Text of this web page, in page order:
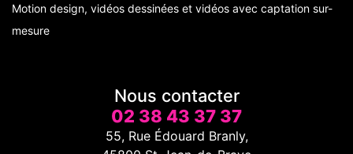
Motion design, vidéos dessinées et vidéos avec captation sur-
mesure
Nous contacter
02 38 43 37 37
55, Rue Édouard Branly,